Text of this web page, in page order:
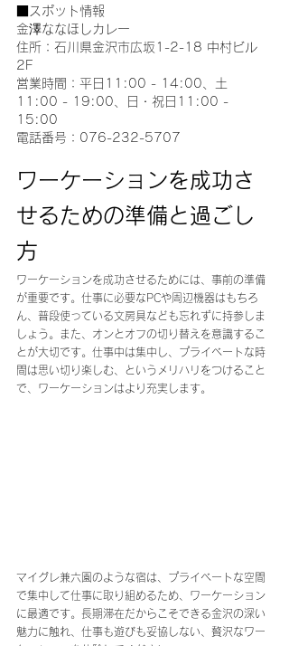
■スポット情報
金澤ななほしカレー
住所：石川県金沢市広坂1-2-18 中村ビル
2F
営業時間：平日11:00 - 14:00、土
11:00 - 19:00、日・祝日11:00 -
15:00
電話番号：076-232-5707
ワーケーションを成功さ
せるための準備と過ごし
方
ワーケーションを成功させるためには、事前の準備
が重要です。仕事に必要なPCや周辺機器はもちろ
ん、普段使っている文房具なども忘れずに持参しま
しょう。また、オンとオフの切り替えを意識するこ
とが大切です。仕事中は集中し、プライベートな時
間は思い切り楽しむ、というメリハリをつけること
で、ワーケーションはより充実します。
マイグレ兼六園のような宿は、プライベートな空間
で集中して仕事に取り組めるため、ワーケーション
に最適です。長期滞在だからこそできる金沢の深い
魅力に触れ、仕事も遊びも妥協しない、贅沢なワー